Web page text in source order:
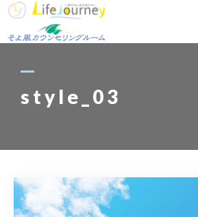
style_03
コンセプト
講座案内